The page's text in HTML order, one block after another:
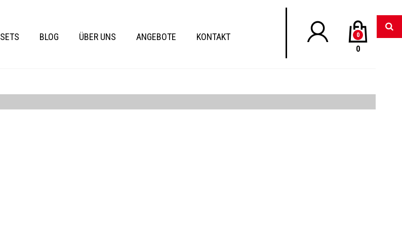
SETS BLOG ÜBER UNS ANGEBOTE KONTAKT 0
0